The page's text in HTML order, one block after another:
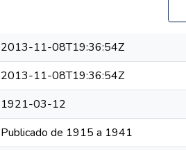
2013-11-08T19:36:54Z
2013-11-08T19:36:54Z
1921-03-12
Publicado de 1915 a 1941